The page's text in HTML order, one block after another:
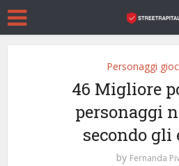
Personaggi
46 Migliore
personaggi
secondo gli
by Fernanda